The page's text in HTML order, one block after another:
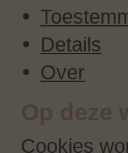
Details
Over
Op deze
Cookies